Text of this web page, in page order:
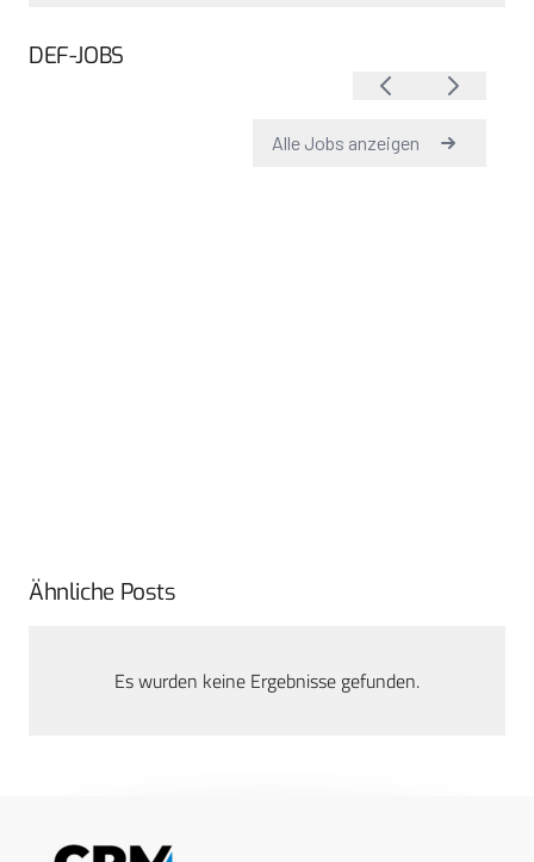
DEF-JOBS
Ähnliche Posts
Es wurden keine Ergebnisse gefunden.